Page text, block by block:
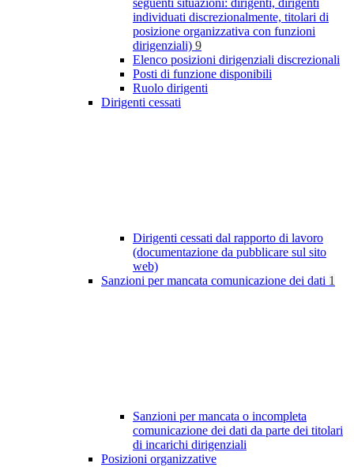
seguenti situazioni: dirigenti, dirigenti
individuati discrezionalmente, titolari di
posizione organizzativa con funzioni
dirigenziali) 9
Elenco posizioni dirigenziali discrezionali
Posti di funzione disponibili
Ruolo dirigenti
Dirigenti cessati
Dirigenti cessati dal rapporto di lavoro
(documentazione da pubblicare sul sito
web)
Sanzioni per mancata comunicazione dei dati 1
Sanzioni per mancata o incompleta
comunicazione dei dati da parte dei titolari
di incarichi dirigenziali
Posizioni organizzative